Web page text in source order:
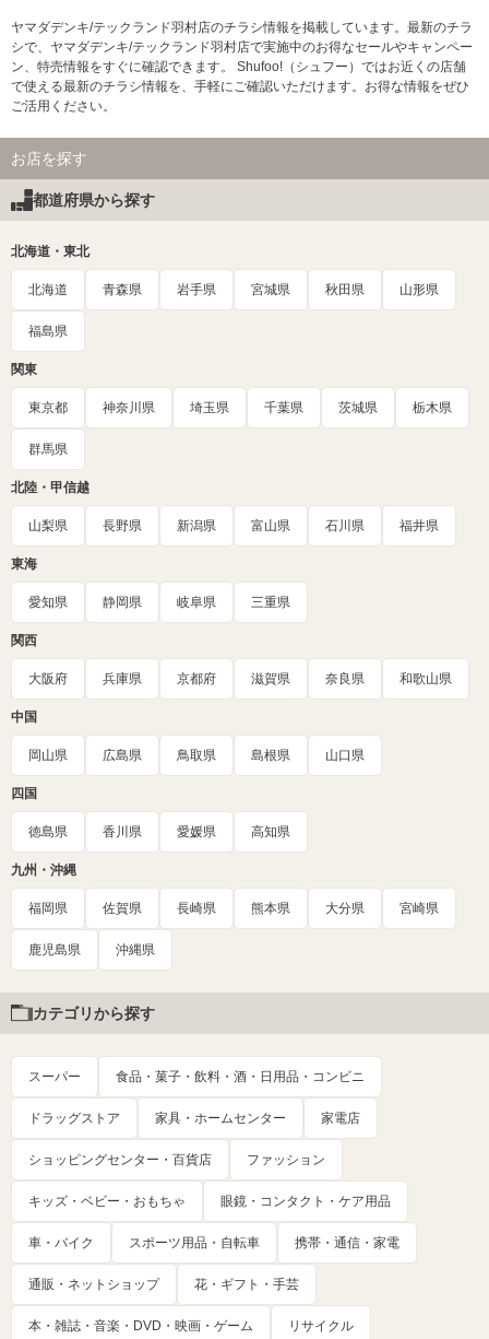
ヤマダデンキ/テックランド羽村店のチラシ情報を掲載しています。最新のチラ
シで、ヤマダデンキ/テックランド羽村店で実施中のお得なセールやキャンペー
ン、特売情報をすぐに確認できます。 Shufoo!（シュフー）ではお近くの店舗
で使える最新のチラシ情報を、手軽にご確認いただけます。お得な情報をぜひ
ご活用ください。
お店を探す
都道府県から探す
北海道・東北
北海道 青森県 岩手県 宮城県 秋田県 山形県
福島県
関東
東京都 神奈川県 埼玉県 千葉県 茨城県 栃木県
群馬県
北陸・甲信越
山梨県 長野県 新潟県 富山県 石川県 福井県
東海
愛知県 静岡県 岐阜県 三重県
関西
大阪府 兵庫県 京都府 滋賀県 奈良県 和歌山県
中国
岡山県 広島県 鳥取県 島根県 山口県
四国
徳島県 香川県 愛媛県 高知県
九州・沖縄
福岡県 佐賀県 長崎県 熊本県 大分県 宮崎県
鹿児島県 沖縄県
カテゴリから探す
スーパー 食品・菓子・飲料・酒・日用品・コンビニ
ドラッグストア 家具・ホームセンター 家電店
ショッピングセンター・百貨店 ファッション
キッズ・ベビー・おもちゃ 眼鏡・コンタクト・ケア用品
車・バイク スポーツ用品・自転車 携帯・通信・家電
通販・ネットショップ 花・ギフト・手芸
本・雑誌・音楽・DVD・映画・ゲーム リサイクル